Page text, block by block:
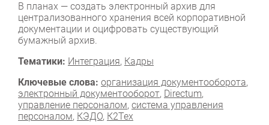
В планах — создать электронный архив для
централизованного хранения всей корпоративной
документации и оцифровать существующий
бумажный архив.
Тематики: Интеграция, Кадры
Ключевые слова: организация документооборота,
электронный документооборот, Directum,
управление персоналом, система управления
персоналом, КЭДО, К2Тех